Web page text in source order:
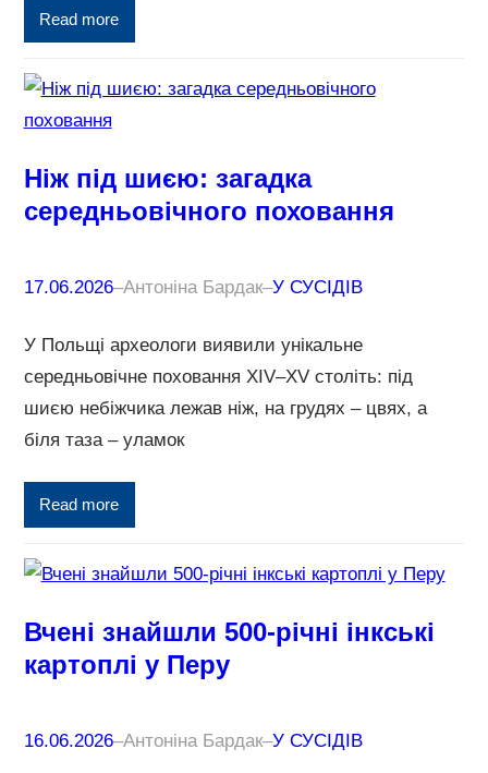
Read more
Ніж під шиєю: загадка
середньовічного поховання
17.06.2026–Антоніна Бардак–У СУСІДІВ
У Польщі археологи виявили унікальне
середньовічне поховання XIV–XV століть: під
шиєю небіжчика лежав ніж, на грудях – цвях, а
біля таза – уламок
Read more
Вчені знайшли 500-річні інкські
картоплі у Перу
16.06.2026–Антоніна Бардак–У СУСІДІВ